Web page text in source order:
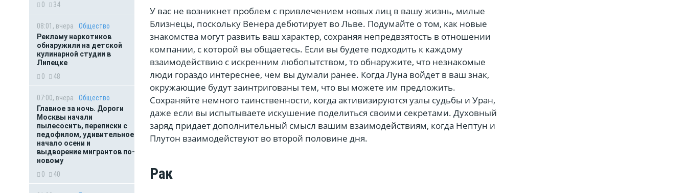
0
34
08:01, вчера
Общество
Рекламу наркотиков
обнаружили на детской
кулинарной студии в
Липецке
0
48
07:00, вчера
Общество
Главное за ночь. Дороги
Москвы начали
пылесосить, переписки с
педофилом, удивительное
начало осени и
выдворение мигрантов по-
новому
0
40
У вас не возникнет проблем с привлечением новых лиц в вашу жизнь, милые
Близнецы, поскольку Венера дебютирует во Льве. Подумайте о том, как новые
знакомства могут развить ваш характер, сохраняя непредвзятость в отношении
компании, с которой вы общаетесь. Если вы будете подходить к каждому
взаимодействию с искренним любопытством, то обнаружите, что незнакомые
люди гораздо интереснее, чем вы думали ранее. Когда Луна войдет в ваш знак,
окружающие будут заинтригованы тем, что вы можете им предложить.
Сохраняйте немного таинственности, когда активизируются узлы судьбы и Уран,
даже если вы испытываете искушение поделиться своими секретами. Духовный
заряд придает дополнительный смысл вашим взаимодействиям, когда Нептун и
Плутон взаимодействуют во второй половине дня.
Рак